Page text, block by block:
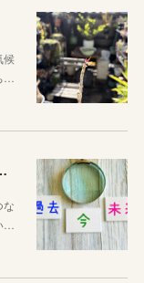
候
いう感覚を持とう！
な